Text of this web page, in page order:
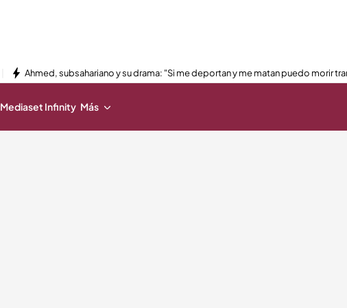
Ahmed, subsahariano y su drama: "Si me deportan y me matan puedo morir
Mediaset Infinity Más